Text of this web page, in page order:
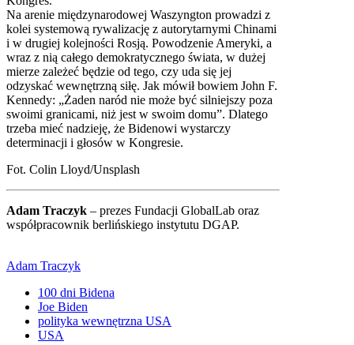
Na arenie międzynarodowej Waszyngton prowadzi z
kolei systemową rywalizację z autorytarnymi Chinami
i w drugiej kolejności Rosją. Powodzenie Ameryki, a
wraz z nią całego demokratycznego świata, w dużej
mierze zależeć będzie od tego, czy uda się jej
odzyskać wewnętrzną siłę. Jak mówił bowiem John F.
Kennedy: „Żaden naród nie może być silniejszy poza
swoimi granicami, niż jest w swoim domu”. Dlatego
trzeba mieć nadzieję, że Bidenowi wystarczy
determinacji i głosów w Kongresie.
Fot. Colin Lloyd/Unsplash
Adam Traczyk – prezes Fundacji GlobalLab oraz
współpracownik berlińskiego instytutu DGAP.
Adam Traczyk
100 dni Bidena
Joe Biden
polityka wewnętrzna USA
USA